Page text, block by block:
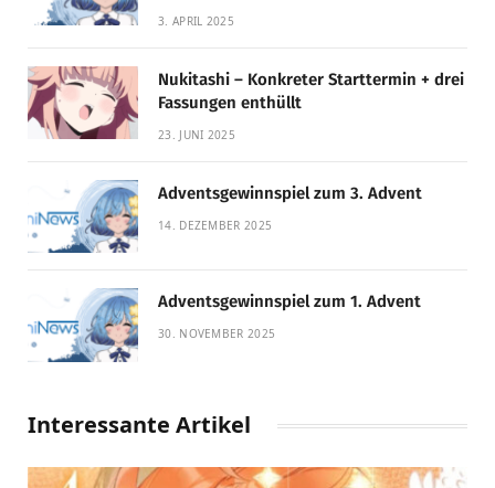
Qualität!
3. APRIL 2025
Nukitashi – Konkreter Starttermin + drei
Fassungen enthüllt
23. JUNI 2025
Adventsgewinnspiel zum 3. Advent
14. DEZEMBER 2025
Adventsgewinnspiel zum 1. Advent
30. NOVEMBER 2025
Interessante Artikel